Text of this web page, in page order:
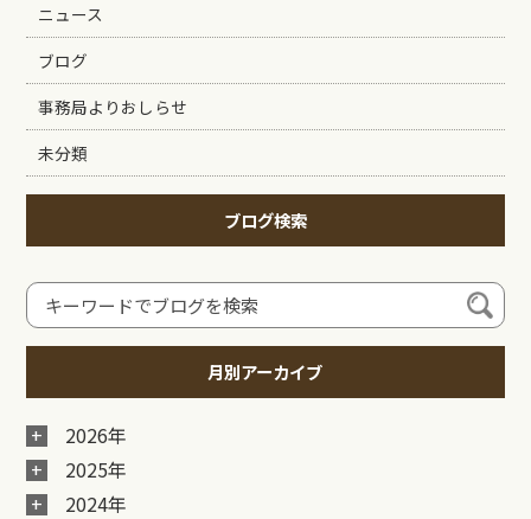
ニュース
ブログ
事務局よりおしらせ
未分類
ブログ検索
月別アーカイブ
2026年
2025年
2024年